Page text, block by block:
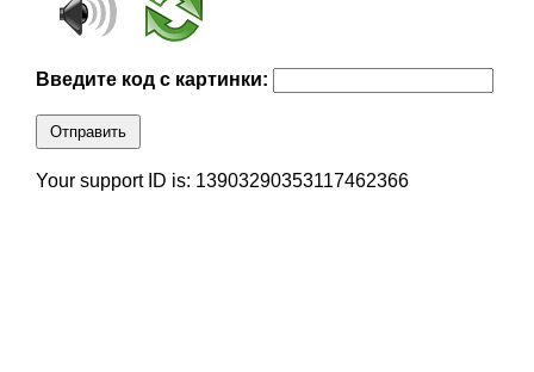
Введите код с картинки:
Отправить
Your support ID is: 13903290353117462366